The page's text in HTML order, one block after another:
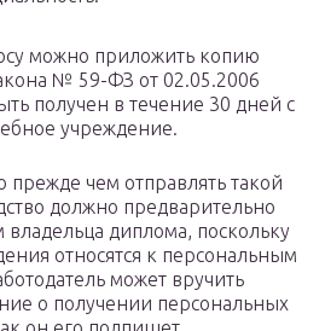
можно приложить копию
№ 59-ФЗ от 02.05.2006
получен в течение 30 дней с
учреждение.
прежде чем отправлять такой
должно предварительно
владельца диплома, поскольку
относятся к персональным
может вручить
о получении персональных